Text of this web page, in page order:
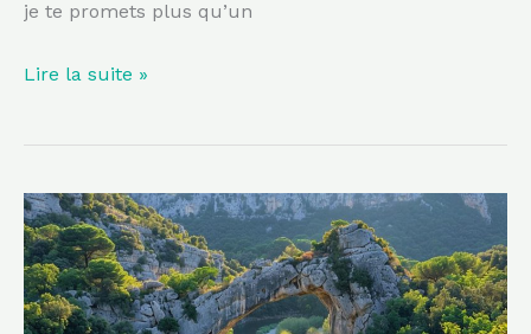
je te promets plus qu’un
Lire la suite »
Découvrez
le
joyau
naturel